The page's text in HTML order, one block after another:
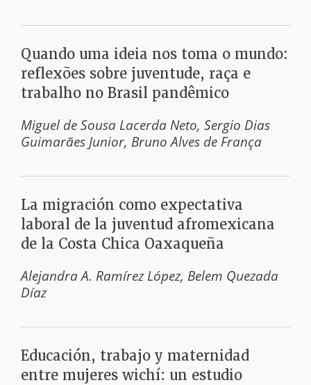
Quando uma ideia nos toma o mundo:
reflexões sobre juventude, raça e
trabalho no Brasil pandêmico
Miguel de Sousa Lacerda Neto Sergio Dias
Guimarães Junior Bruno Alves de França
La migración como expectativa
laboral de la juventud afromexicana
de la Costa Chica Oaxaqueña
Alejandra A. Ramírez López Belem Quezada
Díaz
Educación, trabajo y maternidad
entre mujeres wichí: un estudio